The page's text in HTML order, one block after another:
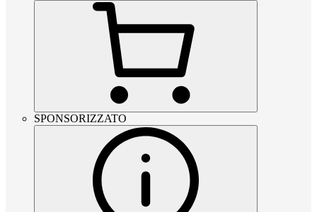
SPONSORIZZATO